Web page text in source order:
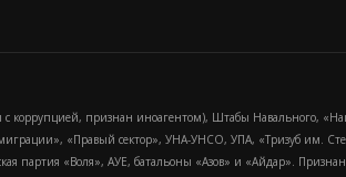
коррупцией, признан иноагентом), Штабы Навального,
«Правый сектор», УНА-УНСО, УПА, «Тризуб им.
партия «Воля», АУЕ, батальоны «Азов» и «Айдар».